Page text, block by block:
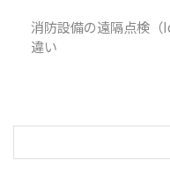
行条文を軸に、試験対策で見
き ...
消防設備の遠隔点検（
違い